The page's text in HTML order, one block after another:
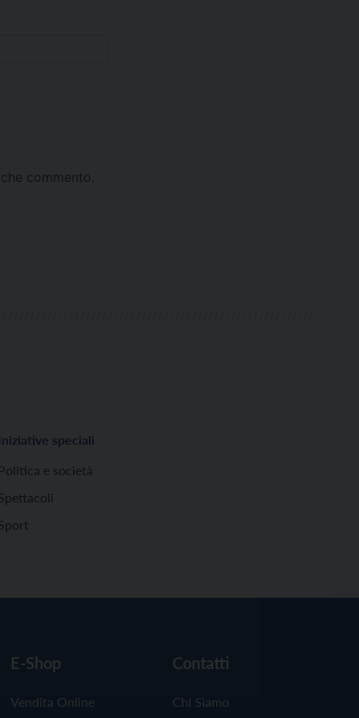
commento.
Iniziative speciali
Politica e società
E-Shop
Vendita Online
Contatti
Chi Siamo